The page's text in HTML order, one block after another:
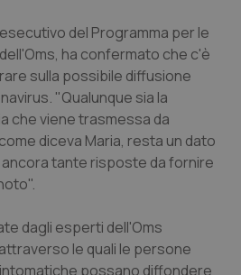
urogenitali
del Programma per le
ha confermato che c'è
sulla possibile diffusione
"Qualunque sia la
che viene trasmessa da
diceva Maria, resta un dato
tante risposte da fornire
dagli esperti dell'Oms
le quali le persone
possano diffondere